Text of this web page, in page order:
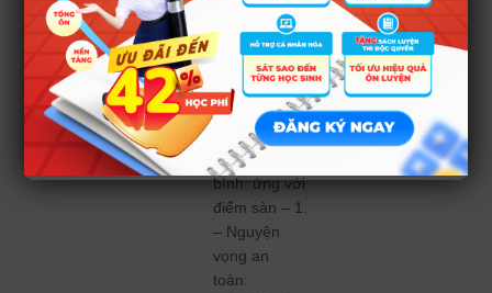
– Nguyện
vọng cao:
ngành hot ở
tổ hợp điểm
cao.
– Nguyện
vọng trung
bình: ứng với
điểm sàn – 1.
– Nguyện
vọng an
toàn: